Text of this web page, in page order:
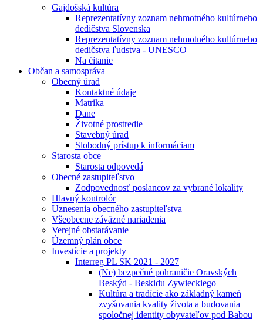
Gajdošská kultúra
Reprezentatívny zoznam nehmotného kultúrneho
dedičstva Slovenska
Reprezentatívny zoznam nehmotného kultúrneho
dedičstva ľudstva - UNESCO
Na čítanie
Občan a samospráva
Obecný úrad
Kontaktné údaje
Matrika
Dane
Životné prostredie
Stavebný úrad
Slobodný prístup k informáciam
Starosta obce
Starosta odpovedá
Obecné zastupiteľstvo
Zodpovednosť poslancov za vybrané lokality
Hlavný kontrolór
Uznesenia obecného zastupiteľstva
Všeobecne záväzné nariadenia
Verejné obstarávanie
Územný plán obce
Investície a projekty
Interreg PL SK 2021 - 2027
(Ne) bezpečné pohraničie Oravských
Beskýd - Beskidu Zywieckiego
Kultúra a tradície ako základný kameň
zvyšovania kvality života a budovania
spoločnej identity obyvateľov pod Babou